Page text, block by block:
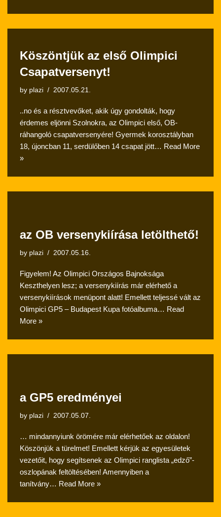
Köszöntjük az első Olimpici
Csapatversenyt!
by plazi 2007.05.21.
..no és a résztvevőket, akik úgy gondolták, hogy
érdemes eljönni Szolnokra, az Olimpici első, OB-
ráhangoló csapatversenyére! Gyermek korosztályban
18, újoncban 11, serdülőben 14 csapat jött… Read More
»
az OB versenykiírása letölthető!
by plazi 2007.05.16.
Figyelem! Az Olimpici Országos Bajnoksága
Keszthelyen lesz; a versenykiírás már elérhető a
versenykiírások menüpont alatt! Emellett teljessé vált az
Olimpici GP5 – Budapest Kupa fotóalbuma… Read
More »
a GP5 eredményei
by plazi 2007.05.07.
… mindannyiunk örömére már elérhetőek az oldalon!
Köszönjük a türelmet! Emellett kérjük az egyesületek
vezetőit, hogy segítsenek az Olimpici ranglista „edző”-
oszlopának feltöltésében! Amennyiben a
tanítvány… Read More »